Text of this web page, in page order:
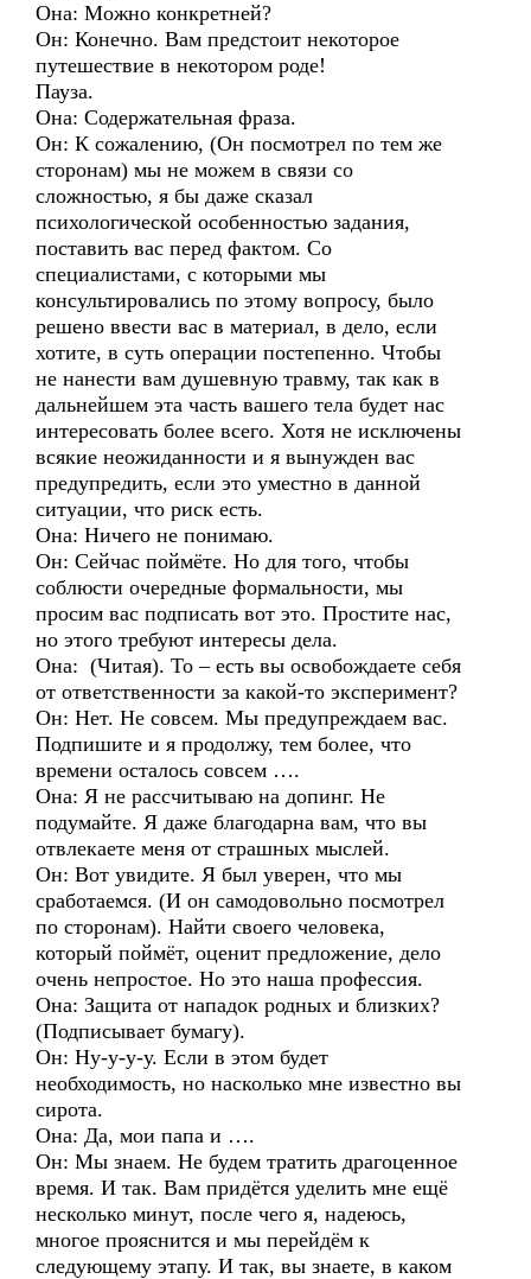
Она: Можно конкретней?
Он: Конечно. Вам предстоит некоторое
путешествие в некотором роде!
Пауза.
Она: Содержательная фраза.
Он: К сожалению, (Он посмотрел по тем же
сторонам) мы не можем в связи со
сложностью, я бы даже сказал
психологической особенностью задания,
поставить вас перед фактом. Со
специалистами, с которыми мы
консультировались по этому вопросу, было
решено ввести вас в материал, в дело, если
хотите, в суть операции постепенно. Чтобы
не нанести вам душевную травму, так как в
дальнейшем эта часть вашего тела будет нас
интересовать более всего. Хотя не исключены
всякие неожиданности и я вынужден вас
предупредить, если это уместно в данной
ситуации, что риск есть.
Она: Ничего не понимаю.
Он: Сейчас поймёте. Но для того, чтобы
соблюсти очередные формальности, мы
просим вас подписать вот это. Простите нас,
но этого требуют интересы дела.
Она: (Читая). То – есть вы освобождаете себя
от ответственности за какой-то эксперимент?
Он: Нет. Не совсем. Мы предупреждаем вас.
Подпишите и я продолжу, тем более, что
времени осталось совсем ….
Она: Я не рассчитываю на допинг. Не
подумайте. Я даже благодарна вам, что вы
отвлекаете меня от страшных мыслей.
Он: Вот увидите. Я был уверен, что мы
сработаемся. (И он самодовольно посмотрел
по сторонам). Найти своего человека,
который поймёт, оценит предложение, дело
очень непростое. Но это наша профессия.
Она: Защита от нападок родных и близких?
(Подписывает бумагу).
Он: Ну-у-у-у. Если в этом будет
необходимость, но насколько мне известно вы
сирота.
Она: Да, мои папа и ….
Он: Мы знаем. Не будем тратить драгоценное
время. И так. Вам придётся уделить мне ещё
несколько минут, после чего я, надеюсь,
многое прояснится и мы перейдём к
следующему этапу. И так, вы знаете, в каком